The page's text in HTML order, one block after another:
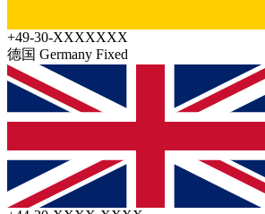
+49-30-XXXXXXX
德国 Germany Fixed